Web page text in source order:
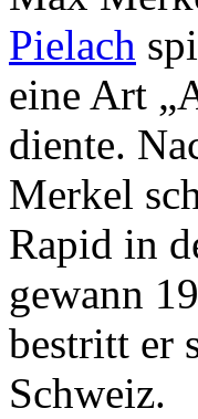
Pielach
eine Art
diente.
Merkel
Rapid in
gewann
bestritt er
Schweiz.